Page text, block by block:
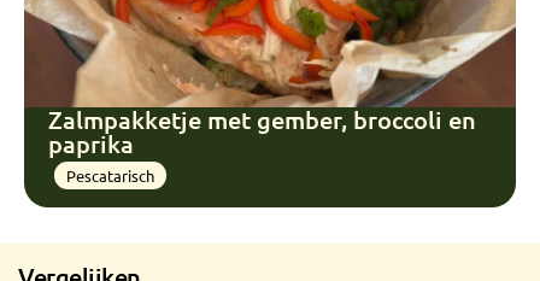
Zalmpakketje met gember, broccoli en
paprika
Pescatarisch